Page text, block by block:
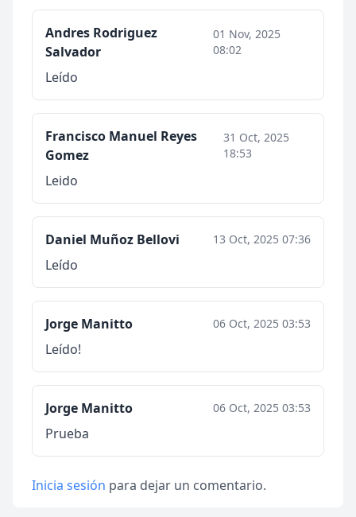
Andres Rodriguez
Salvador
01 Nov, 2025
08:02
Leído
Francisco Manuel Reyes
Gomez
31 Oct, 2025
18:53
Leido
Daniel Muñoz Bellovi 13 Oct, 2025 07:36
Leído
Jorge Manitto 06 Oct, 2025 03:53
Leído!
Jorge Manitto 06 Oct, 2025 03:53
Prueba
Inicia sesión para dejar un comentario.